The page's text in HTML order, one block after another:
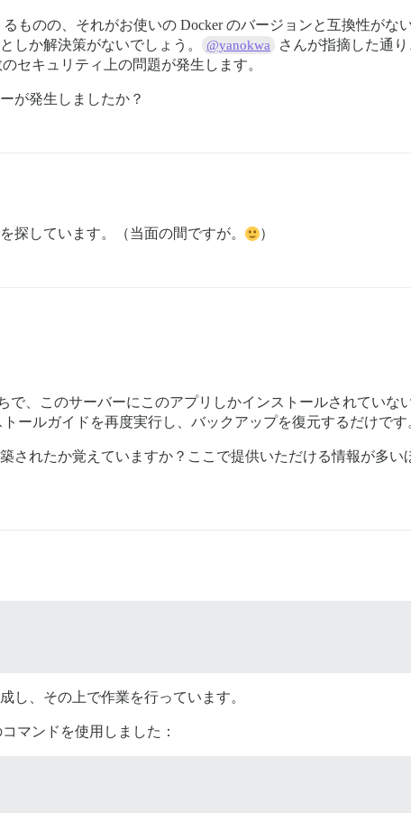
ものの、それがお使いの Docker のバージョンと互換性がな
しか解決策がないでしょう。
@yanokwa
さんが指摘した通
セキュリティ上の問題が発生します。
が発生しましたか？
探しています。（当面の間ですが。 ）
で、このサーバーにこのアプリしかインストールされていな
ールガイドを再度実行し、バックアップを復元するだけです
れたか覚えていますか？ここで提供いただける情報が多い
し、その上で作業を行っています。
マンドを使用しました：